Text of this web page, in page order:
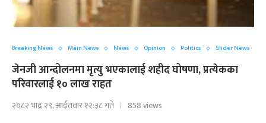
Breaking News Main News News Opinion Politics Slider News
जेनजी आन्दोलनमा मृत्यु भएकालाई शहीद घोषणा, प्रत्येकका
परिवारलाई १० लाख राहत
२०८२ भाद्र २९, आईतवार १२:३८ गते
858 views